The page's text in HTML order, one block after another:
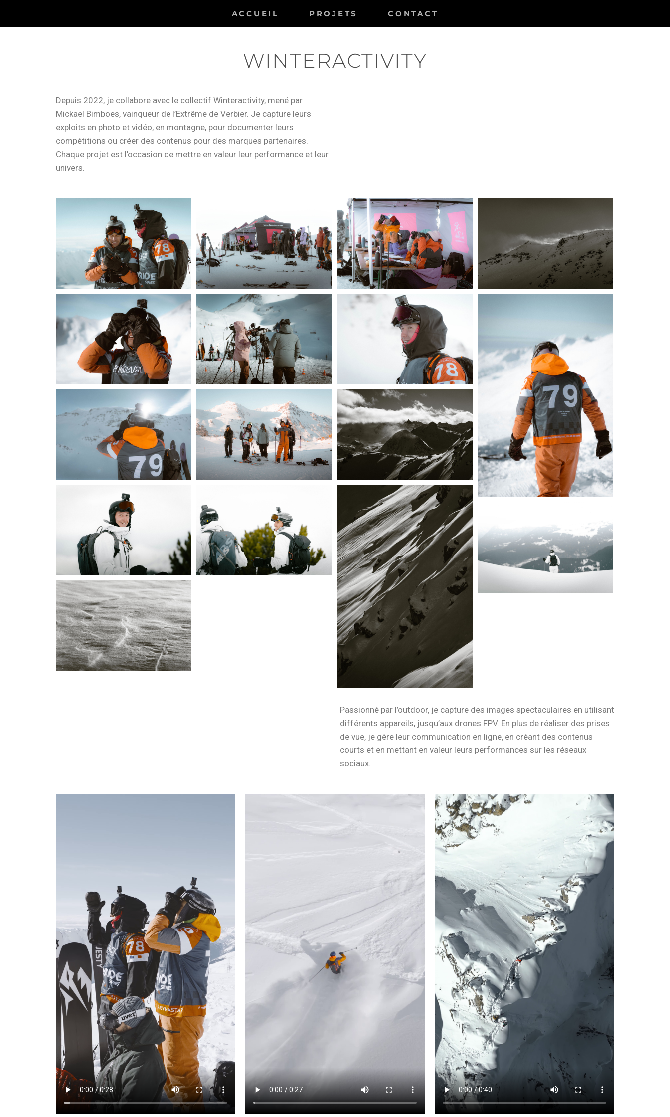
ACCUEIL PROJETS CONTACT
WINTERACTIVITY
Depuis 2022, je collabore avec le collectif Winteractivity, mené par
Mickael Bimboes, vainqueur de l’Extrême de Verbier. Je capture leurs
exploits en photo et vidéo, en montagne, pour documenter leurs
compétitions ou créer des contenus pour des marques partenaires.
Chaque projet est l’occasion de mettre en valeur leur performance et leur
univers.
Passionné par l’outdoor, je capture des images spectaculaires en utilisant
différents appareils, jusqu’aux drones FPV. En plus de réaliser des prises
de vue, je gère leur communication en ligne, en créant des contenus
courts et en mettant en valeur leurs performances sur les réseaux
sociaux.